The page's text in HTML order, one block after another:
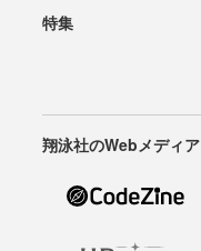
特集
翔泳社のWebメディア